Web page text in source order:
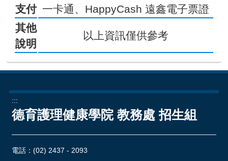
支付 一卡通、HappyCash 遠鑫電子票證
其他
說明
以上資訊僅供參考
:::
德育護理健康學院 教務處 招生組
電話： (02) 2437 - 2093